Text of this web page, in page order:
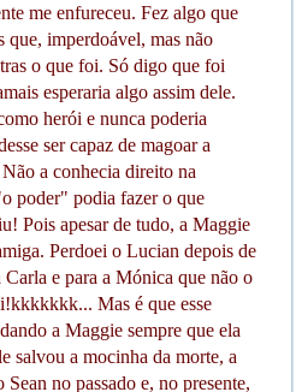
me enfureceu. Fez algo que
que, imperdoável, mas não
o que foi. Só digo que foi
esperaria algo assim dele.
herói e nunca poderia
ser capaz de magoar a
a conhecia direito na
poder" podia fazer o que
Pois apesar de tudo, a Maggie
Perdoei o Lucian depois de
e para a Mónica que não o
Mas é que esse
a Maggie sempre que ela
salvou a mocinha da morte, a
no passado e, no presente,